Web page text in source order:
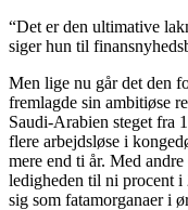
“Det er den ultimative
siger hun til
Men lige nu går det den
fremlagde sin ambitiøse
Saudi-Arabien steget fra
flere arbejdsløse i
mere end ti år. Med
ledigheden til ni procent
sig som fatamorganaer i